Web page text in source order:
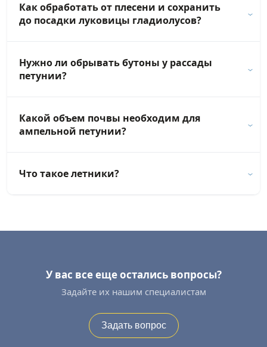
Как обработать от плесени и сохранить
до посадки луковицы гладиолусов?
Нужно ли обрывать бутоны у рассады
петунии?
Какой объем почвы необходим для
ампельной петунии?
Что такое летники?
У вас все еще остались вопросы?
Задайте их нашим специалистам
Задать вопрос